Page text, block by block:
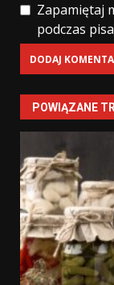
Zapamiętaj
podczas
POWIĄZANE